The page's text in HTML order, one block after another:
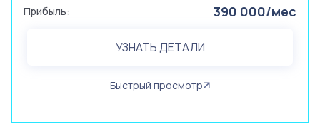
Прибыль: 390 000/мес
УЗНАТЬ ДЕТАЛИ
Быстрый просмотр